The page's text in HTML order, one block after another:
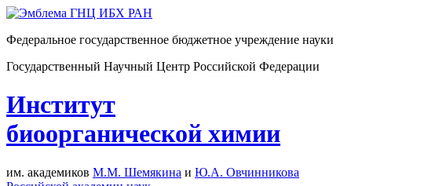
Федеральное государственное бюджетное учреждение науки
Государственный Научный Центр Российской Федерации
Институт
биоорганической химии
им. академиков М.М. Шемякина и Ю.А. Овчинникова